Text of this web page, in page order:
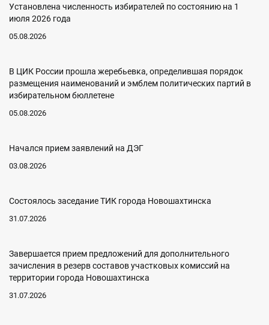
Установлена численность избирателей по состоянию на 1
июля 2026 года
05.08.2026
В ЦИК России прошла жеребьевка, определившая порядок
размещения наименований и эмблем политических партий в
избирательном бюллетене
05.08.2026
Начался прием заявлений на ДЭГ
03.08.2026
Состоялось заседание ТИК города Новошахтинска
31.07.2026
Завершается прием предложений для дополнительного
зачисления в резерв составов участковых комиссий на
территории города Новошахтинска
31.07.2026